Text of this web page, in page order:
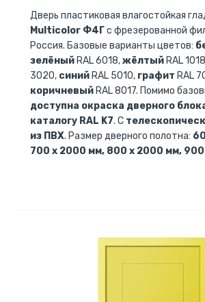
Дверь пластиковая влагостойкая
Multicolor Ф4Гс фрезерованной
Россия. Базовые варианты цветов:
зелёный RAL 6018,жёлтый RAL
3020, синий RAL 5010, графит RAL
коричневый RAL 8017. Помимо
доступна окраска дверного
каталогу RAL K7. С
из ПВХ. Размер дверного полотна:
700 x 2000 мм, 800 x 2000 мм,